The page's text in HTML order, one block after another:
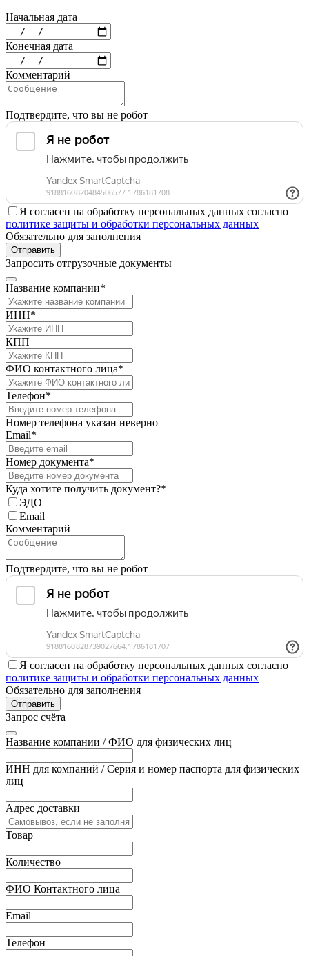
Начальная дата
Конечная дата
Комментарий
Подтвердите, что вы не робот
Я согласен на обработку персональных данных согласно
политике защиты и обработки персональных данных
Обязательно для заполнения
Отправить
Запросить отгрузочные документы
Название компании*
ИНН*
КПП
ФИО контактного лица*
Телефон*
Номер телефона указан неверно
Email*
Номер документа*
Куда хотите получить документ?*
ЭДО
Email
Комментарий
Подтвердите, что вы не робот
Я согласен на обработку персональных данных согласно
политике защиты и обработки персональных данных
Обязательно для заполнения
Отправить
Запрос счёта
Название компании / ФИО для физических лиц
ИНН для компаний / Серия и номер паспорта для физических
лиц
Адрес доставки
Товар
Количество
ФИО Контактного лица
Email
Телефон